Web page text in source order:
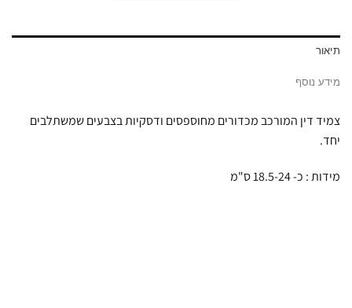
תיאור
מידע נוסף
צמיד דין המורכב מכדורים מחוספסים ודסקיות בצבעים שמשתלבים
יחד.
מידות : כ- 18.5-24 ס"מ